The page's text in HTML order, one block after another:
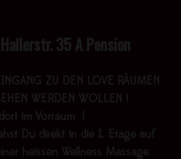
35 A Pension
ZU DEN LOVE RÄUMEN
WERDEN WOLLEN !
im Vorraum !
Du direkt in die 1. Etage auf
heissen Wellness Massage